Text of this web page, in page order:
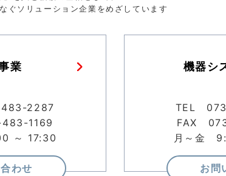
ぐソリューション企業をめざしています
業
2287
1169
～ 17:30
わせ
機器シ
TEL
FAX
月～金
お問